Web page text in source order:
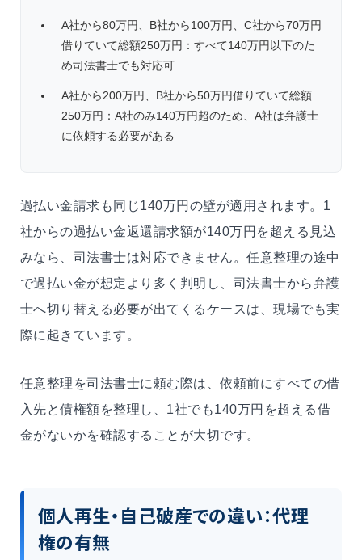
A社から80万円、B社から100万円、C社から70万円
借りていて総額250万円：すべて140万円以下のた
め司法書士でも対応可
A社から200万円、B社から50万円借りていて総額
250万円：A社のみ140万円超のため、A社は弁護士
に依頼する必要がある
過払い金請求も同じ140万円の壁が適用されます。1
社からの過払い金返還請求額が140万円を超える見込
みなら、司法書士は対応できません。任意整理の途中
で過払い金が想定より多く判明し、司法書士から弁護
士へ切り替える必要が出てくるケースは、現場でも実
際に起きています。
任意整理を司法書士に頼む際は、依頼前にすべての借
入先と債権額を整理し、1社でも140万円を超える借
金がないかを確認することが大切です。
個人再生・自己破産での違い：代理
権の有無